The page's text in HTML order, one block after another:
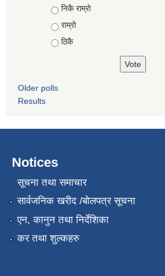
Choices
निकै राम्राे
राम्राे
ठिकै
Older polls
Results
Notices
सूचना तथा समाचार
सार्वजनिक खरीद /बोलपत्र सूचना
एन, कानुन तथा निर्देशिका
कर तथा शुल्कहरु